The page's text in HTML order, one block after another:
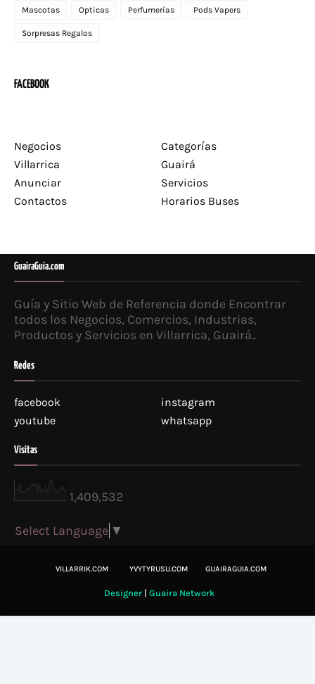
Mascotas Opticas Perfumerías Pods Vapers
Sorpresas Regalos
FACEBOOK
Negocios
Categorías
Villarrica
Guairá
Anunciar
Servicios
Contactos
Horarios Buses
GuairaGuia.com
Guía y Sitio Web de Referencia donde Encontrar
todos los Negocios, Comercios, Industrias,
Productos y Servicios en Villarrica, Guairá..
Redes
facebook
instagram
youtube
whatsapp
Visitas
1,409,532
Select Language ▼
VILLARRIK.COM YVYTYRUSU.COM GUAIRAGUIA.COM
Designer| Guaira Network